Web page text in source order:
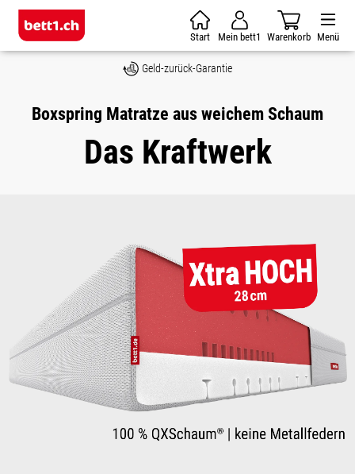
Zum Hauptinhalt springen
Start Mein bett1 Warenkorb Menü
Geld-zurück-Garantie
Boxspring Matratze aus weichem Schaum
Das Kraftwerk